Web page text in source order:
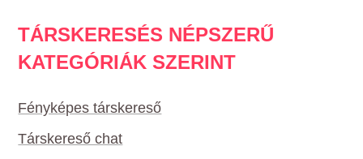
TÁRSKERESÉS NÉPSZERŰ
KATEGÓRIÁK SZERINT
Fényképes társkereső
Társkereső chat